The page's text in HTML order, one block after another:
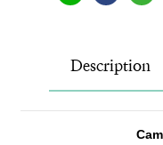
Description